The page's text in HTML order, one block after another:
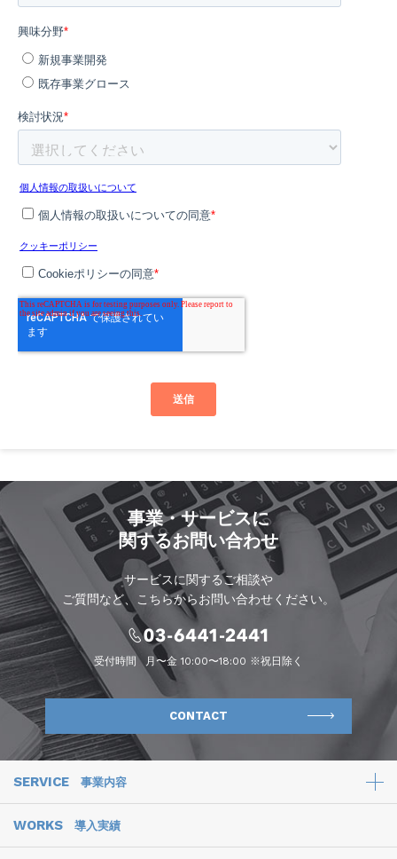
事業・サービスに
関するお問い合わせ
サービスに関するご相談や
ご質問など、こちらからお問い合わせください。
受付時間 月〜金 10:00〜18:00 ※祝日除く
CONTACT
SERVICE 事業内容
WORKS 導入実績